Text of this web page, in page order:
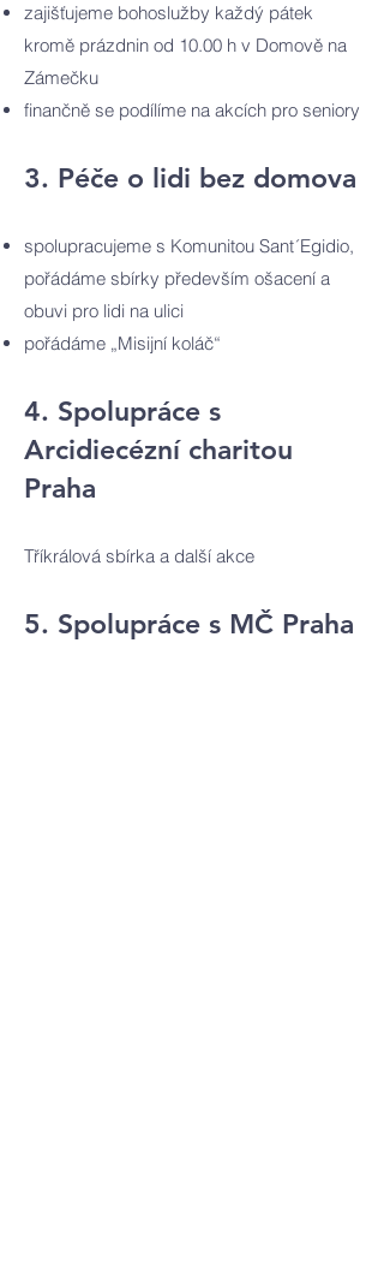
zajišťujeme bohoslužby každý pátek
kromě prázdnin od 10.00 h v Domově na
Zámečku
finančně se podílíme na akcích pro seniory
3. Péče o lidi bez domova
spolupracujeme s Komunitou Sant´Egidio,
pořádáme sbírky především ošacení a
obuvi pro lidi na ulici
pořádáme „Misijní koláč“
4. Spolupráce s
Arcidiecézní charitou
Praha
Tříkrálová sbírka a další akce
5. Spolupráce s MČ Praha